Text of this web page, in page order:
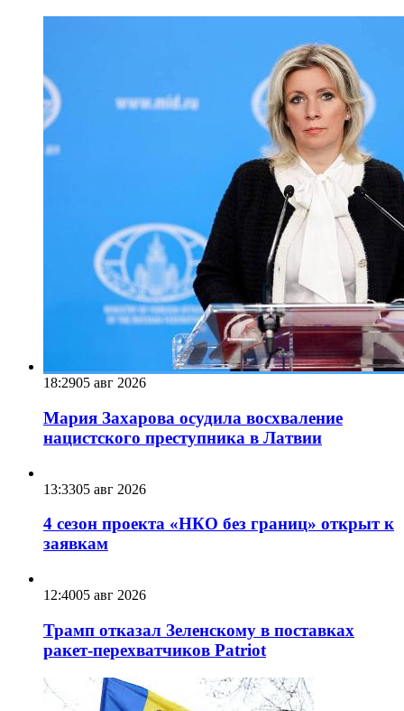
18:2905 авг 2026
Мария Захарова осудила восхваление
нацистского преступника в Латвии
13:3305 авг 2026
4 сезон проекта «НКО без границ» открыт к
заявкам
12:4005 авг 2026
Трамп отказал Зеленскому в поставках
ракет-перехватчиков Patriot